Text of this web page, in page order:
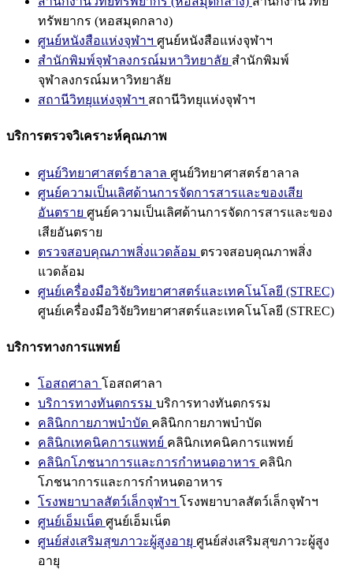
ทรัพยากร (หอสมุดกลาง)
ศูนย์หนังสือแห่งจุฬาฯ ศูนย์หนังสือแห่งจุฬาฯ
สำนักพิมพ์จุฬาลงกรณ์มหาวิทยาลัย สำนักพิมพ์
จุฬาลงกรณ์มหาวิทยาลัย
สถานีวิทยุแห่งจุฬาฯ สถานีวิทยุแห่งจุฬาฯ
บริการตรวจวิเคราะห์คุณภาพ
ศูนย์วิทยาศาสตร์ฮาลาล ศูนย์วิทยาศาสตร์ฮาลาล
ศูนย์ความเป็นเลิศด้านการจัดการสารและของเสีย
อันตราย ศูนย์ความเป็นเลิศด้านการจัดการสารและของ
เสียอันตราย
ตรวจสอบคุณภาพสิ่งแวดล้อม ตรวจสอบคุณภาพสิ่ง
แวดล้อม
ศูนย์เครื่องมือวิจัยวิทยาศาสตร์และเทคโนโลยี (STREC)
ศูนย์เครื่องมือวิจัยวิทยาศาสตร์และเทคโนโลยี (STREC)
บริการทางการแพทย์
โอสถศาลา โอสถศาลา
บริการทางทันตกรรม บริการทางทันตกรรม
คลินิกกายภาพบำบัด คลินิกกายภาพบำบัด
คลินิกเทคนิคการแพทย์ คลินิกเทคนิคการแพทย์
คลินิกโภชนาการและการกำหนดอาหาร คลินิก
โภชนาการและการกำหนดอาหาร
โรงพยาบาลสัตว์เล็กจุฬาฯ โรงพยาบาลสัตว์เล็กจุฬาฯ
ศูนย์เอ็มเน็ต ศูนย์เอ็มเน็ต
ศูนย์ส่งเสริมสุขภาวะผู้สูงอายุ ศูนย์ส่งเสริมสุขภาวะผู้สูง
อายุ